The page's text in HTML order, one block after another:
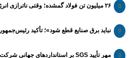
۲۶ میلیون تن فولاد گمشده؛ وقتی ناترازی انرژی بزرگ‌ترین مانع تولید می‌شود
نباید برق صنایع قطع شود»؛ تأکید رئیس‌جمهور
مهر تأیید SGS بر استانداردهای جهانیِ شرکت عملیات اکتشاف نفت